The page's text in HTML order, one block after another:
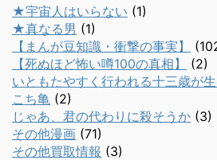
★宇宙人はいらない (1)
★真なる男 (1)
【まんが豆知識・衝撃の事実】
【死ぬほど怖い噂100の真相】
(2)
いともたやすく行われる十三歳が
こち亀 (2)
じゃあ、君の代わりに殺そうか (3)
その他漫画 (71)
その他買取情報 (3)